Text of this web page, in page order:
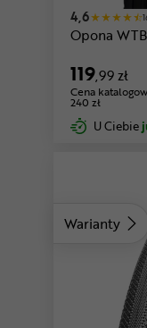
4,6
Opona
119,99 zł
Cena
240 zł
U Ciebie
Warianty